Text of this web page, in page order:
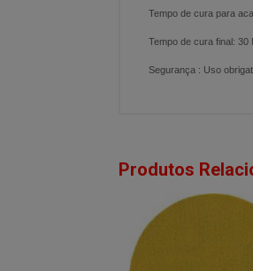
Tempo de cura para
Tempo de cura final: 30
Segurança : Uso
Produtos